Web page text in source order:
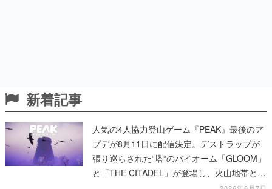
新着記事
人気の4人協力登山ゲーム『PEAK』最後のア
プデが8月11日に配信決定。デストラップが
張り巡らされた“塔“のバイオーム「GLOOM」
と「THE CITADEL」が登場し、火山地帯と入